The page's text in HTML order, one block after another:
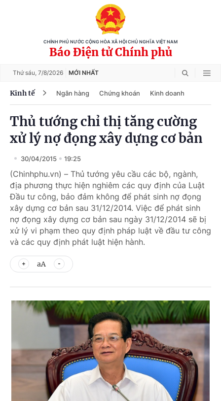
CHÍNH PHỦ NƯỚC CỘNG HÒA XÃ HỘI CHỦ NGHĨA VIỆT NAM
Báo Điện tử Chính phủ
Thứ sáu, 7/8/2026 MỚI NHẤT
Kinh tế Ngân hàng Chứng khoán Kinh doanh
Thủ tướng chỉ thị tăng cường
xử lý nợ đọng xây dựng cơ bản
30/04/2015 19:25
(Chinhphu.vn) – Thủ tướng yêu cầu các bộ, ngành,
địa phương thực hiện nghiêm các quy định của Luật
Đầu tư công, bảo đảm không để phát sinh nợ đọng
xây dựng cơ bản sau 31/12/2014. Việc để phát sinh
nợ đọng xây dựng cơ bản sau ngày 31/12/2014 sẽ bị
xử lý vi phạm theo quy định pháp luật về đầu tư công
và các quy định phát luật hiện hành.
aA